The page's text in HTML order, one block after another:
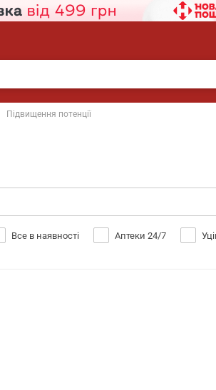
Підвищення потенції
Все в наявності Аптеки 24/7